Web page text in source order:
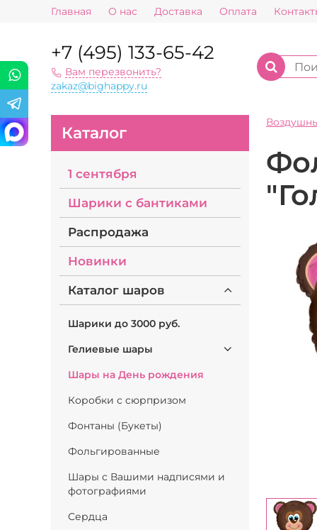
Главная О нас Доставка Оплата
+7 (495) 133-65-42
Вам перезвонить?
zakaz@bighappy.ru
Каталог
1 сентября
Шарики с бантиками
Распродажа
Новинки
Каталог шаров
Шарики до 3000 руб.
Гелиевые шары
Шары на День рождения
Коробки с сюрпризом
Фонтаны (Букеты)
Фольгированные
Шары с Вашими надписями и
фотографиями
Сердца